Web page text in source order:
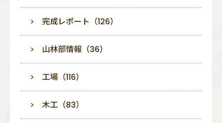
完成レポート（126）
山林部情報（36）
工場（116）
木工（83）